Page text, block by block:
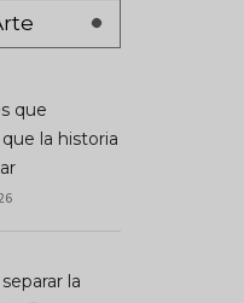
que
la historia
la